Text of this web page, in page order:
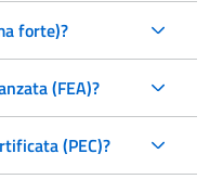
forte)?
(FEA)?
(PEC)?